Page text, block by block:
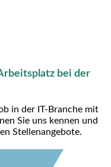
bei der
in der IT-Branche mit
Sie uns kennen und
Stellenangebote.